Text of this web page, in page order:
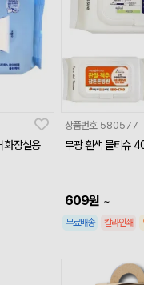
화장실용
상품번호 580577
무광 흰색 물티슈
609원 ~
무료배송 칼라인쇄